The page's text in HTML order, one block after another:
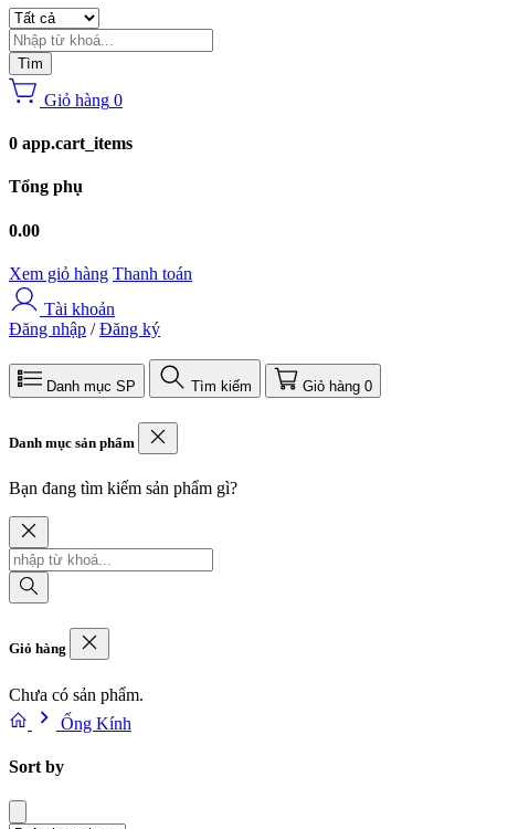
Tìm
Giỏ hàng 0
0 app.cart_items
Tổng phụ
0.00
Xem giỏ hàng Thanh toán
Tài khoản
Đăng nhập / Đăng ký
Danh mục SP Tìm kiếm Giỏ hàng 0
Danh mục sản phẩm
Bạn đang tìm kiếm sản phẩm gì?
Giỏ hàng
Chưa có sản phẩm.
Ống Kính
Sort by